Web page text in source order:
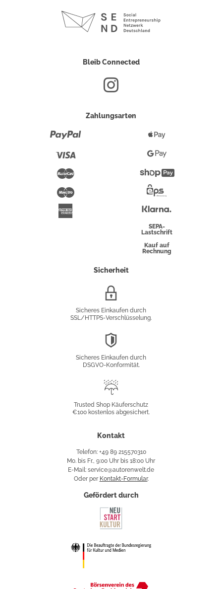
Bleib Connected
Zahlungsarten
Maestro
Pay
Google
Pay
Überweisung
SEPA-
Lastschrift
Kauf auf
Rechnung
Sicherheit
Sicheres Einkaufen durch
SSL/HTTPS-Verschlüsselung.
Sicheres Einkaufen durch
DSGVO-Konformität.
Käuferschutz
Trusted Shop Käuferschutz
€100 kostenlos abgesichert.
Kontakt
Telefon: +49 89 215570310
Mo. bis Fr., 9:00 Uhr bis 18:00 Uhr
E-Mail: service@autorenwelt.de
Oder per Kontakt-Formular.
Gefördert durch